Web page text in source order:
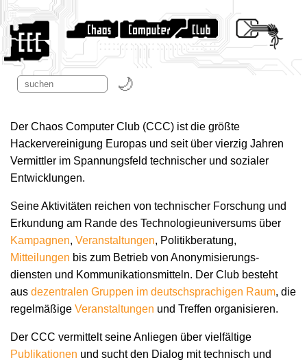
Der Chaos Computer Club (CCC) ist die größte
Hackervereinigung Europas und seit über vierzig Jahren
Vermittler im Spannungsfeld technischer und sozialer
Entwicklungen.
Seine Aktivitäten reichen von technischer Forschung und
Erkundung am Rande des Technologie­universums über
Kampagnen, Veranstaltungen, Politikberatung,
Mitteilungen bis zum Betrieb von Anonymisierungs­
diensten und Kommunikations­mitteln. Der Club besteht
aus dezentralen Gruppen im deutschsprachigen Raum, die
regelmäßige Veranstaltungen und Treffen organisieren.
Der CCC vermittelt seine Anliegen über vielfältige
Publikationen und sucht den Dialog mit technisch und